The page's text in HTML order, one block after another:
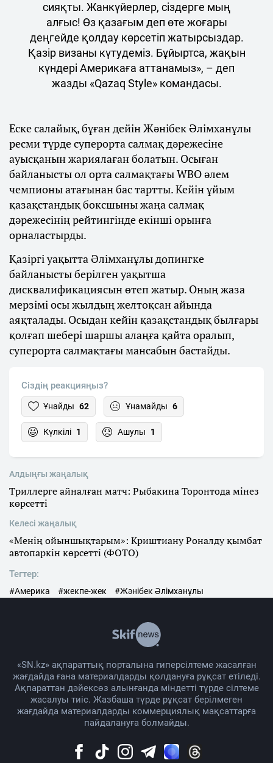
сияқты. Жанкүйерлер, сіздерге мың
алғыс! Өз қазағым деп өте жоғары
деңгейде қолдау көрсетіп жатырсыздар.
Қазір визаны күтудеміз. Бұйыртса, жақын
күндері Америкаға аттанамыз», – деп
жазды «Qazaq Style» командасы.
Еске салайық, бұған дейін Жәнібек Әлімханұлы
ресми түрде суперорта салмақ дәрежесіне
ауысқанын жариялаған болатын. Осыған
байланысты ол орта салмақтағы WBO әлем
чемпионы атағынан бас тартты. Кейін ұйым
қазақстандық боксшыны жаңа салмақ
дәрежесінің рейтингінде екінші орынға
орналастырды.
Қазіргі уақытта Әлімханұлы допингке
байланысты берілген уақытша
дисквалификациясын өтеп жатыр. Оның жаза
мерзімі осы жылдың желтоқсан айында
аяқталады. Осыдан кейін қазақстандық былғары
қолғап шебері шаршы алаңға қайта оралып,
суперорта салмақтағы мансабын бастайды.
Сіздің реакцияңыз?
Ұнайды 62 Ұнамайды 6
Күлкілі 1 Ашулы 1
Алдыңғы жаңалық
Триллерге айналған матч: Рыбакина Торонтода мінез
көрсетті
Келесі жаңалық
«Менің ойыншықтарым»: Криштиану Роналду қымбат
автопаркін көрсетті (ФОТО)
Тегтер:
#Америка #жекпе-жек #Жәнібек Әлімханұлы
«SN.kz» ақпараттық порталына гиперсілтеме жасалған
жағдайда ғана материалдарды қолдануға рұқсат етіледі.
Ақпараттан дәйексөз алынғанда міндетті түрде сілтеме
жасалуы тиіс. Жазбаша түрде рұқсат берілмеген
жағдайда материалдарды коммерциялық мақсаттарға
пайдалануға болмайды.